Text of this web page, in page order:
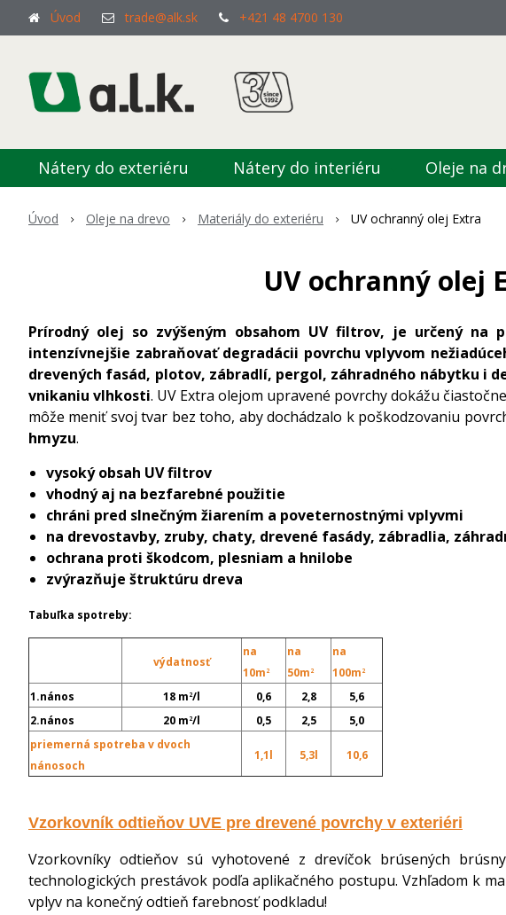
Úvod trade@alk.sk +421 48 4700 130
Nátery do exteriéru Nátery do interiéru Oleje na
Úvod Oleje na drevo Materiály do exteriéru UV ochranný olej Extra
UV ochranný olej
Prírodný olej so zvýšeným obsahom UV filtrov, je určený na
intenzívnejšie zabraňovať degradácii povrchu vplyvom
drevených fasád, plotov, zábradlí, pergol, záhradného nábytku i
vnikaniu vlhkosti. UV Extra olejom upravené povrchy dokážu
môže meniť svoj tvar bez toho, aby dochádzalo k poškodzovaniu
hmyzu.
vysoký obsah UV filtrov
vhodný aj na bezfarebné použitie
chráni pred slnečným žiarením a poveternostnými vplyvmi
na drevostavby, zruby, chaty, drevené fasády, zábradlia,
ochrana proti škodcom, plesniam a hnilobe
zvýrazňuje štruktúru dreva
Tabuľka spotreby:
výdatnosť
na
10m 2
na
50m 2
na
100m 2
1.nános 18 m 2/l 0,6 2,8
5,6
2.nános
20 m 2/l 0,5 2,5
5,0
priemerná spotreba v dvoch
nánosoch
1,1l 5,3l 10,6
Vzorkovník odtieňov UVE pre drevené povrchy v exteriéri
Vzorkovníky odtieňov sú vyhotovené z drevíčok brúsených
technologických prestávok podľa aplikačného postupu. Vzhľadom k
vplyv na konečný odtieň farebnosť podkladu!